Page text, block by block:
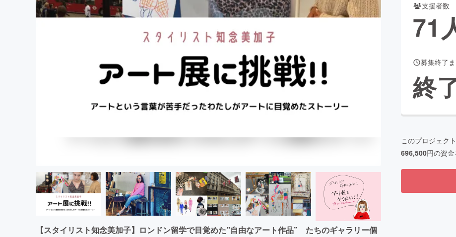
ビジネス・起業 チャレンジ ビューティー・ヘルスケア
まちづくり・地域活性化
CAMPFIRE for Social Good
CAMPFIREふるさと納税
【スタイリスト知念美加子】ロンドン留学で目覚めた”自由なアート作品” たちのギャラリー個
支援者数
71
募集終了
終
このプロジェクト
696,500円の資金